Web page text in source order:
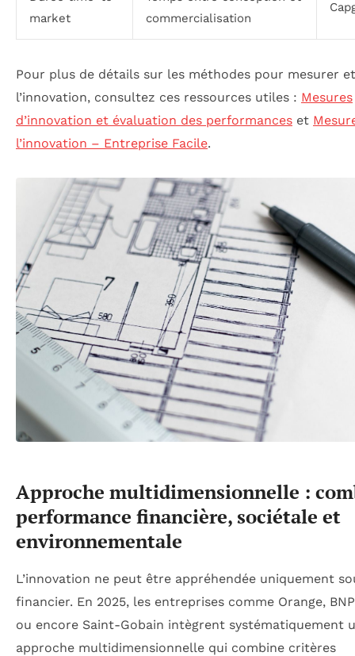
market
commercialisation
Pour plus de détails sur les méthodes pour mesurer
l’innovation, consultez ces ressources utiles : Mesures
d’innovation et évaluation des performances et
l’innovation – Entreprise Facile.
Approche multidimensionnelle :
performance financière, sociétale et
environnementale
L’innovation ne peut être appréhendée uniquement
financier. En 2025, les entreprises comme Orange,
ou encore Saint-Gobain intègrent systématiquement
approche multidimensionnelle qui combine critères